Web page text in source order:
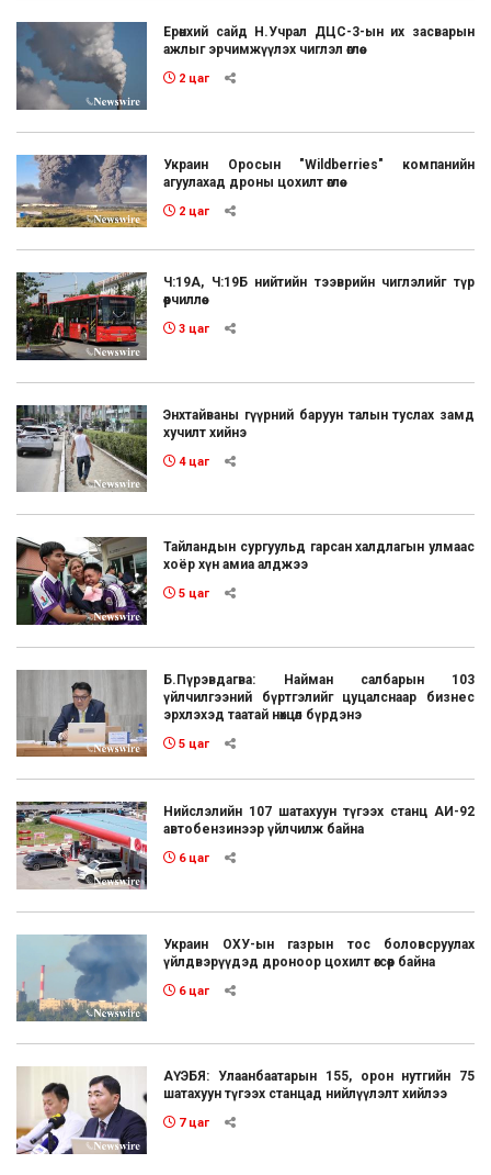
Ерөнхий сайд Н.Учрал ДЦС-3-ын их засварын
ажлыг эрчимжүүлэх чиглэл өглөө
2 цаг
Украин Оросын "Wildberries" компанийн
агуулахад дроны цохилт өглөө
2 цаг
Ч:19А, Ч:19Б нийтийн тээврийн чиглэлийг түр
өөрчиллөө
3 цаг
Энхтайваны гүүрний баруун талын туслах замд
хучилт хийнэ
4 цаг
Тайландын сургуульд гарсан халдлагын улмаас
хоёр хүн амиа алджээ
5 цаг
Б.Пүрэвдагва: Найман салбарын 103
үйлчилгээний бүртгэлийг цуцалснаар бизнес
эрхлэхэд таатай нөхцөл бүрдэнэ
5 цаг
Нийслэлийн 107 шатахуун түгээх станц АИ-92
автобензинээр үйлчилж байна
6 цаг
Украин ОХУ-ын газрын тос боловсруулах
үйлдвэрүүдэд дроноор цохилт өгсөөр байна
6 цаг
АҮЭБЯ: Улаанбаатарын 155, орон нутгийн 75
шатахуун түгээх станцад нийлүүлэлт хийлээ
7 цаг